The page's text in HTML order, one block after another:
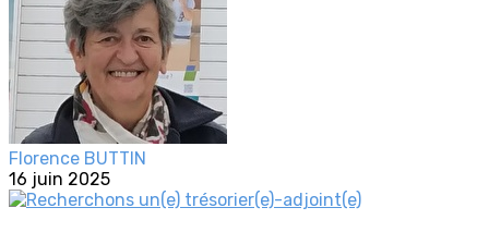
Florence BUTTIN
16 juin 2025